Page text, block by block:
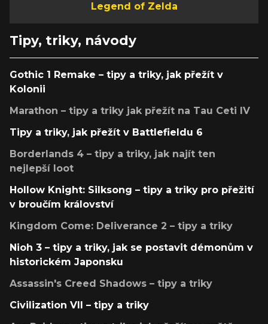
Legend of Zelda
Tipy, triky, návody
Gothic 1 Remake – tipy a triky, jak přežít v
Kolonii
Marathon – tipy a triky jak přežít na Tau Ceti IV
Tipy a triky, jak přežít v Battlefieldu 6
Borderlands 4 – tipy a triky, jak najít ten
nejlepší loot
Hollow Knight: Silksong – tipy a triky pro přežití
v broučím království
Kingdom Come: Deliverance 2 – tipy a triky
Nioh 3 – tipy a triky, jak se postavit démonům v
historickém Japonsku
Assassin's Creed Shadows – tipy a triky
Civilization VII – tipy a triky